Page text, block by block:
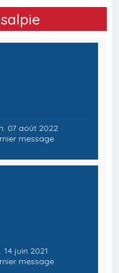
07 août 2022
message
14 juin 2021
message